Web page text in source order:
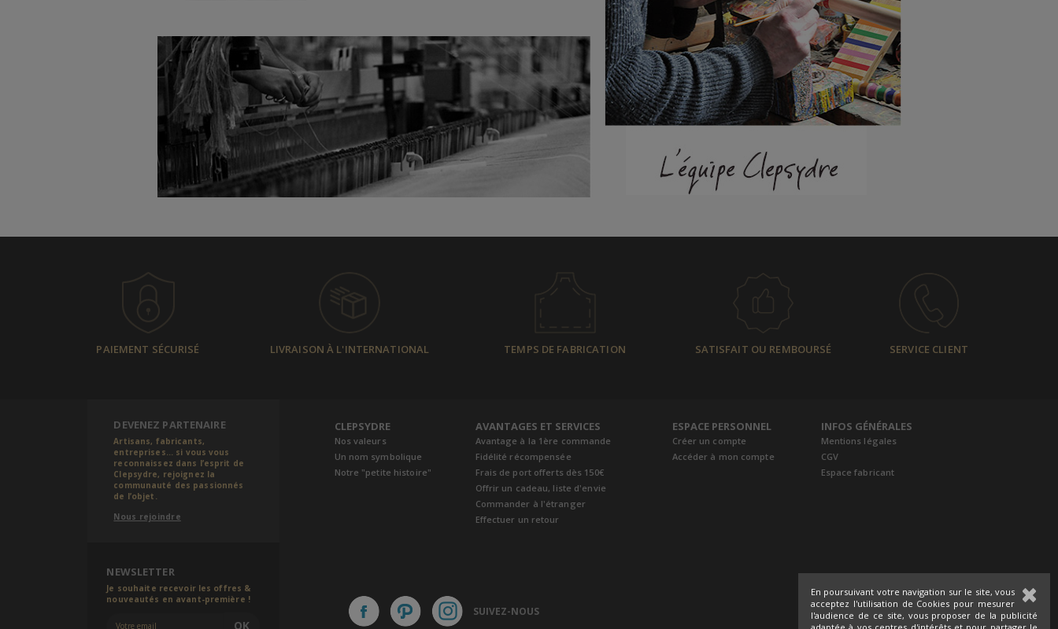
En poursuivant votre navigation sur le site, vous
acceptez l'utilisation de Cookies pour mesurer
l'audience de ce site, vous proposer de la publicité
PAIEMENT SÉCURISÉ LIVRAISON À L'INTERNATIONAL TEMPS DE FABRICATION SATISFAIT OU REMBOURSÉ SERVICE CLIENT
DEVENEZ PARTENAIRE
Artisans, fabricants,
entreprises... si vous vous
reconnaissez dans l’esprit de
Clepsydre, rejoignez la
communauté des passionnés
de l’objet.
Nous rejoindre
NEWSLETTER
Je souhaite recevoir les offres &
nouveautés en avant-première !
OK
CLEPSYDRE
Nos valeurs
Un nom symbolique
Notre "petite histoire"
AVANTAGES ET SERVICES
Avantage à la 1ère commande
Fidélité récompensée
Frais de port offerts dès 150€
Offrir un cadeau, liste d'envie
Commander à l'étranger
Effectuer un retour
ESPACE PERSONNEL
Créer un compte
Accéder à mon compte
INFOS GÉNÉRALES
Mentions légales
CGV
Espace fabricant
SUIVEZ-NOUS